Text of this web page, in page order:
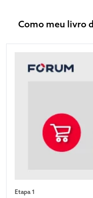
Como meu livro
Etapa 1